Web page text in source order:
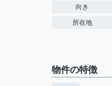
向き
所在地
物件の特徴